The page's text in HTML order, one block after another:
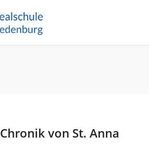
Chronik von St. Anna